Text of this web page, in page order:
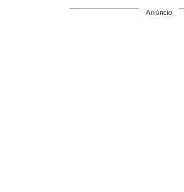
Anúncio